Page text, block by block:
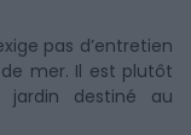
pas d’entretien
mer. Il est plutôt
destiné au